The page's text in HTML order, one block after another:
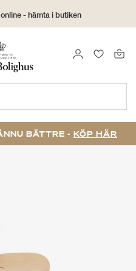
- hämta i butiken
returrätt
LOGGA IN
BÄTTRE - KÖP HÄR